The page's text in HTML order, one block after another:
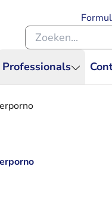
Professionals
Zoeken binnen de